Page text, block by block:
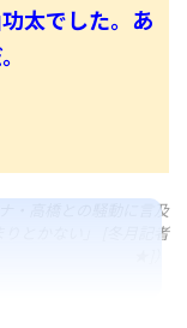
太でした。あ
・高橋との騒動に言及
りとかない」 [冬月記者